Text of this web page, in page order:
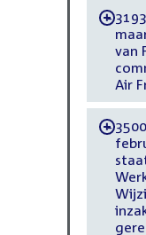
-
van
Air
-